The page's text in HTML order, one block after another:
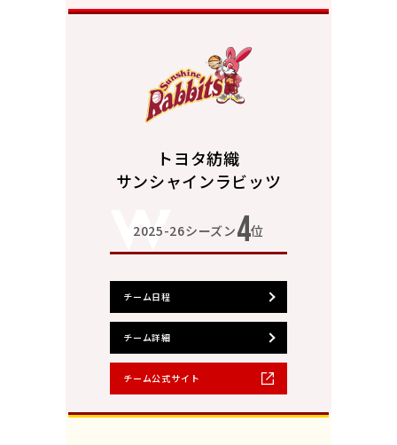
トヨタ紡織
サンシャインラビッツ
2025-26シーズン4位
チーム日程
チーム詳細
チーム公式サイト